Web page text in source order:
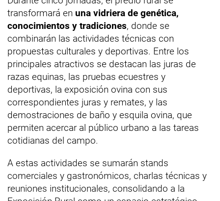
transformará en una vidriera de genética,
conocimientos y tradiciones, donde se
combinarán las actividades técnicas con
propuestas culturales y deportivas. Entre los
principales atractivos se destacan las juras de
razas equinas, las pruebas ecuestres y
deportivas, la exposición ovina con sus
correspondientes juras y remates, y las
demostraciones de baño y esquila ovina, que
permiten acercar al público urbano a las tareas
cotidianas del campo.
A estas actividades se sumarán stands
comerciales y gastronómicos, charlas técnicas y
reuniones institucionales, consolidando a la